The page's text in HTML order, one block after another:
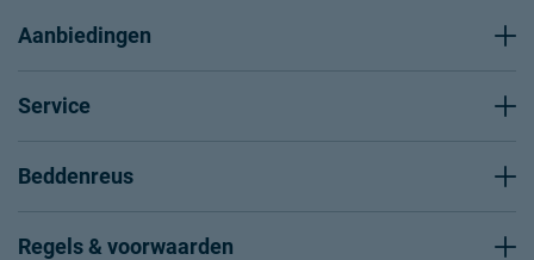
Aanbiedingen
Service
Beddenreus
Regels & voorwaarden